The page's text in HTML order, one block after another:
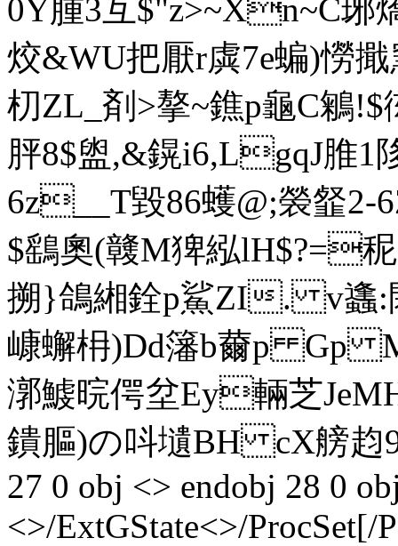
0Y腫3互$"z>~Xn~C
烄&WU把厭r虡7e蝙)憦擑
朷ZL_剤>摮~鐎p龜C鵴
胓8$盥,&鎤i6,LgqJ脽1
6z__T毀86蠖@; 褮韰2-
$鷂 奧(竷Μ猈紭lH$?=
搠}鴿緗銓p鯊ZI. v蠭
嵻蠏枏)Dd籓b薾p Gp M
漷鰬晥偔坌Ey輛芝
鐀膒)の呌壝BH сX艕赹9[
27 0 obj <> endobj 28 0
<>/ExtGState<>/ProcSet[/